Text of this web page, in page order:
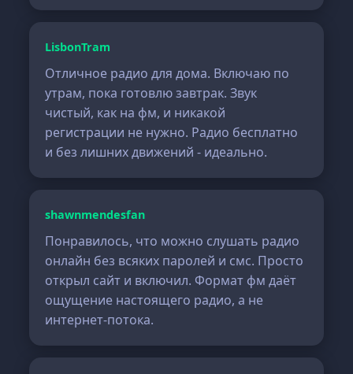
LisbonTram
Отличное радио для дома. Включаю по
утрам, пока готовлю завтрак. Звук
чистый, как на фм, и никакой
регистрации не нужно. Радио бесплатно
и без лишних движений - идеально.
shawnmendesfan
Понравилось, что можно слушать радио
онлайн без всяких паролей и смс. Просто
открыл сайт и включил. Формат фм даёт
ощущение настоящего радио, а не
интернет-потока.